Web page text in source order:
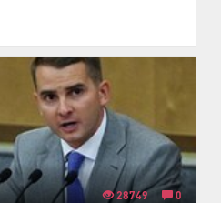
28749 0